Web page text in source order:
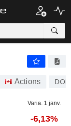
Actions DOL
Varia. 1 janv.
-6,13%